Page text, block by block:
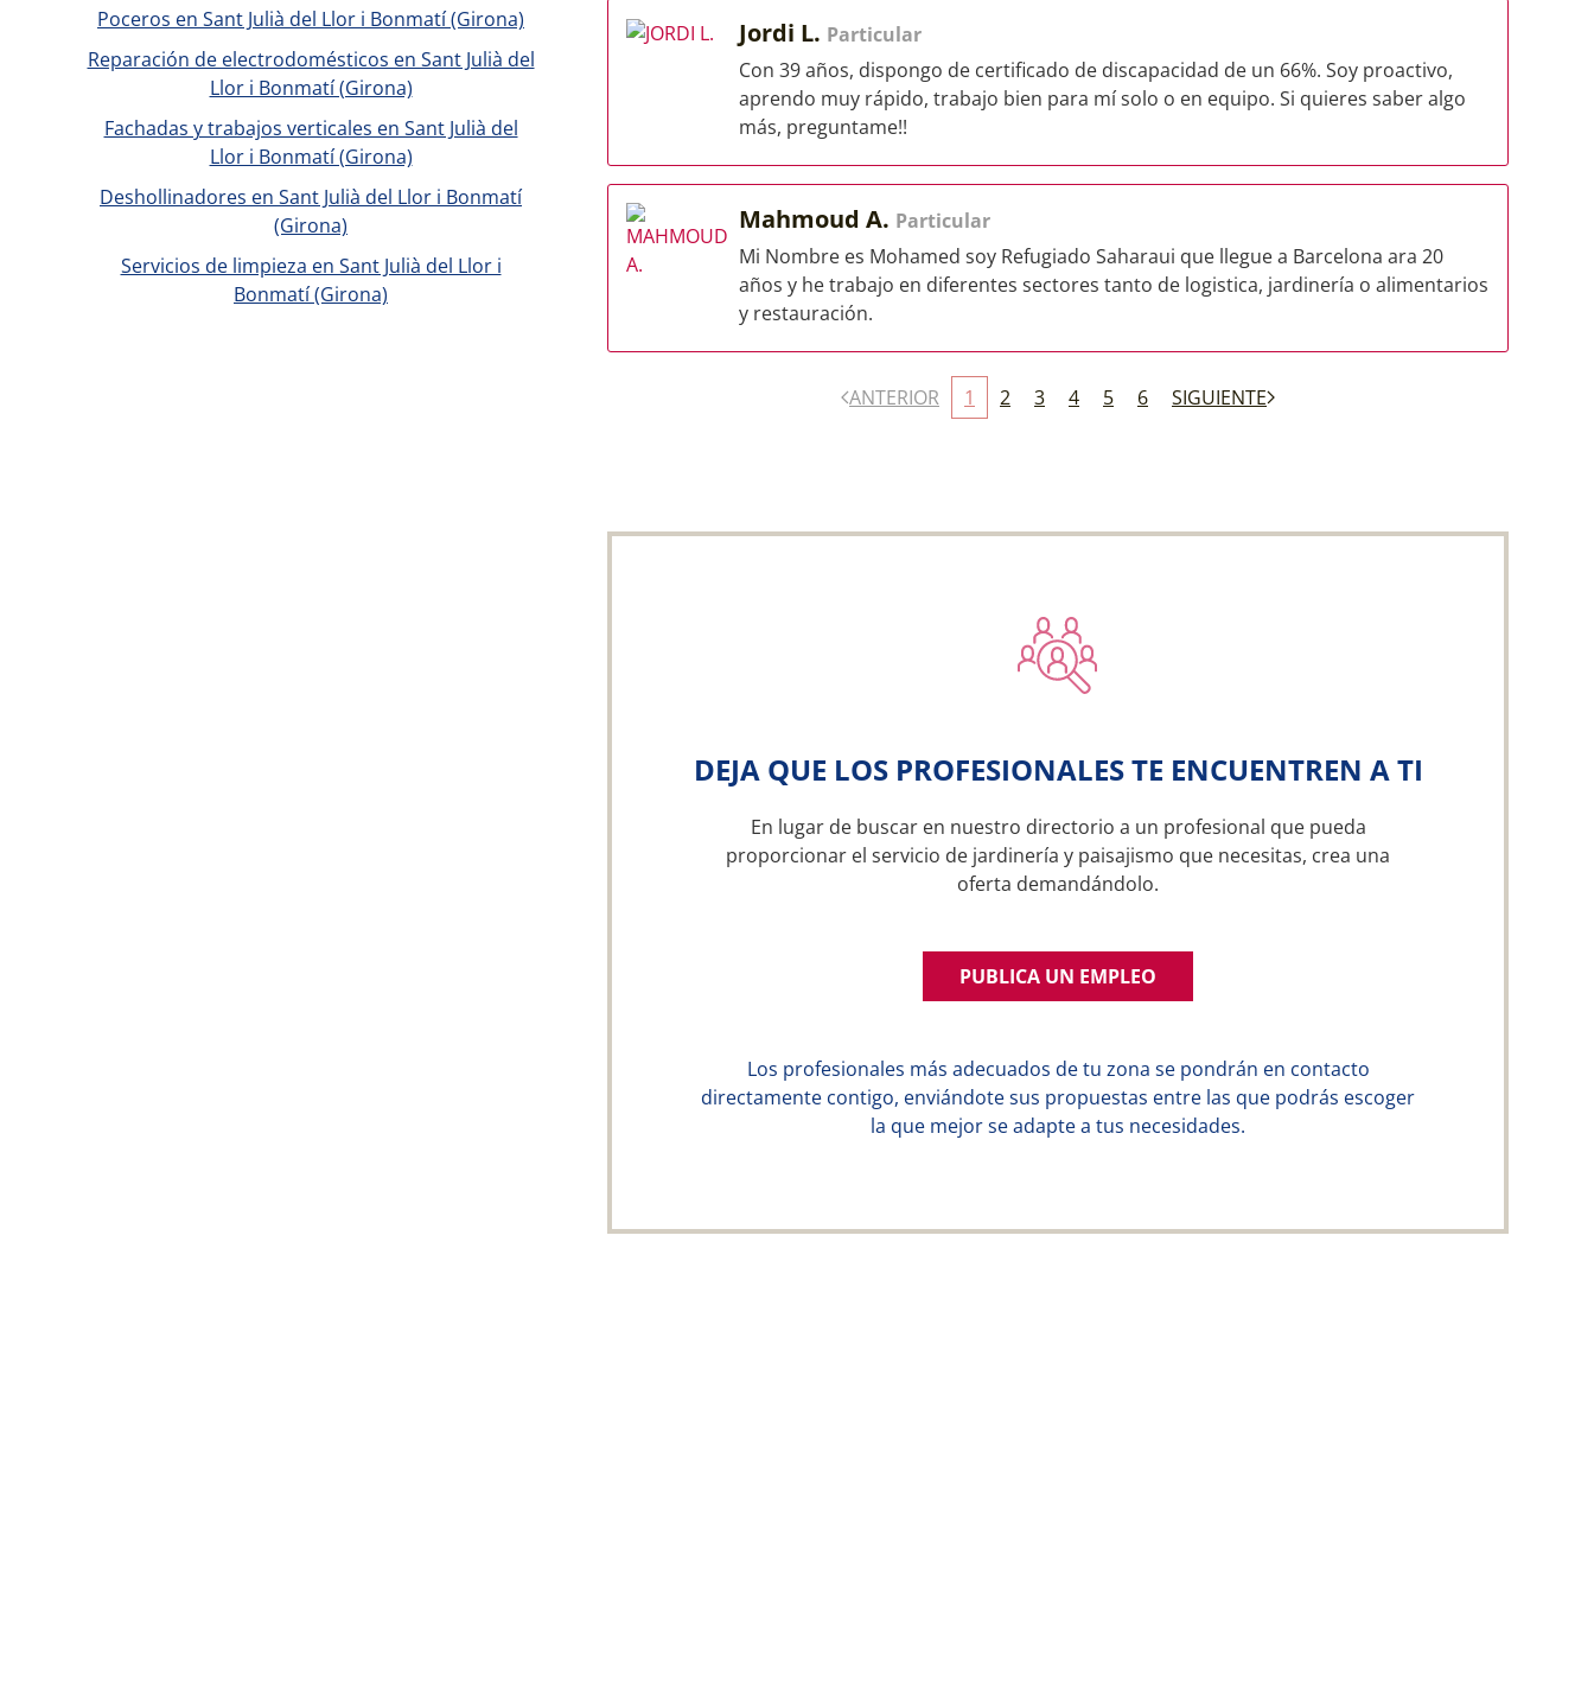
Jordi L. Particular
Con 39 años, dispongo de certificado de discapacidad de un 66%. Soy proactivo,
aprendo muy rápido, trabajo bien para mí solo o en equipo. Si quieres saber algo
más, preguntame!!
Mahmoud A. Particular
Mi Nombre es Mohamed soy Refugiado Saharaui que llegue a Barcelona ara 20
años y he trabajo en diferentes sectores tanto de logistica, jardinería o alimentarios
y restauración.
ANTERIOR 1 2 3 4 5 6 SIGUIENTE
DEJA QUE LOS PROFESIONALES TE ENCUENTREN A TI
En lugar de buscar en nuestro directorio a un profesional que pueda
proporcionar el servicio de jardinería y paisajismo que necesitas, crea una
oferta demandándolo.
PUBLICA UN EMPLEO
Los profesionales más adecuados de tu zona se pondrán en contacto
directamente contigo, enviándote sus propuestas entre las que podrás escoger
la que mejor se adapte a tus necesidades.
Poceros en Sant Julià del Llor i Bonmatí (Girona)
Reparación de electrodomésticos en Sant Julià del
Llor i Bonmatí (Girona)
Fachadas y trabajos verticales en Sant Julià del
Llor i Bonmatí (Girona)
Deshollinadores en Sant Julià del Llor i Bonmatí
(Girona)
Servicios de limpieza en Sant Julià del Llor i
Bonmatí (Girona)